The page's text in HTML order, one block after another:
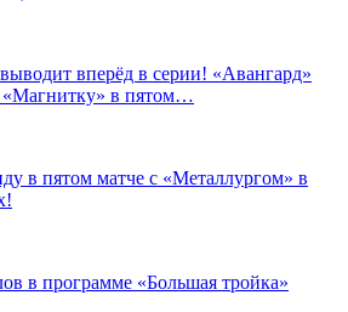
вперёд в серии! «Авангард»
«Магнитку» в пятом…
в пятом матче с «Металлургом» в
в программе «Большая тройка»